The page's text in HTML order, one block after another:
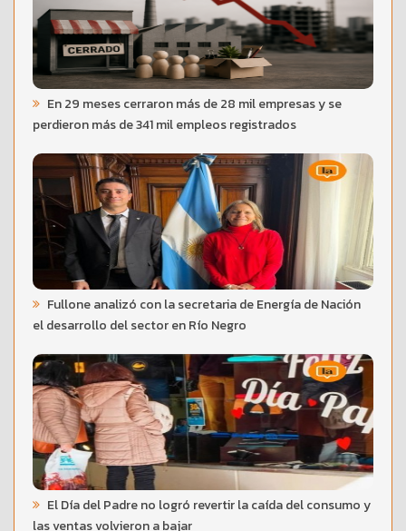
En 29 meses cerraron más de 28 mil empresas y se
perdieron más de 341 mil empleos registrados
Fullone analizó con la secretaria de Energía de Nación
el desarrollo del sector en Río Negro
El Día del Padre no logró revertir la caída del consumo y
las ventas volvieron a bajar